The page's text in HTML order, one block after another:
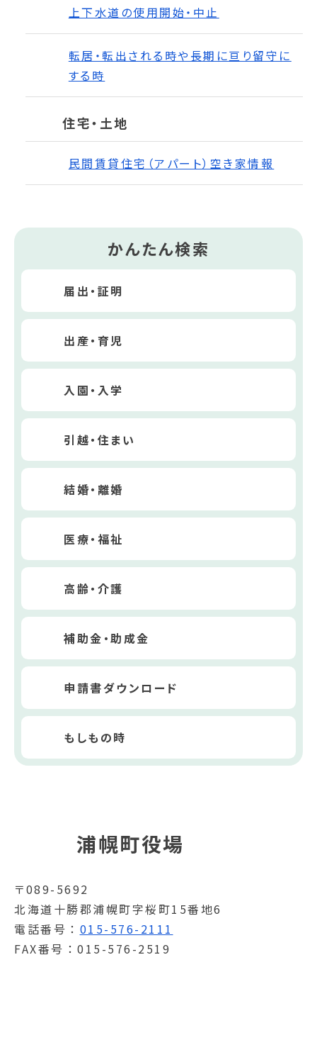
上下水道の使用開始・中止
転居・転出される時や長期に亘り留守に
する時
住宅・土地
民間賃貸住宅（アパート）空き家情報
かんたん検索
届出・証明
出産・育児
入園・入学
引越・住まい
結婚・離婚
医療・福祉
高齢・介護
補助金・助成金
申請書ダウンロード
もしもの時
浦幌町役場
〒089-5692
北海道十勝郡浦幌町字桜町15番地6
電話番号
015-576-2111
FAX番号
015-576-2519